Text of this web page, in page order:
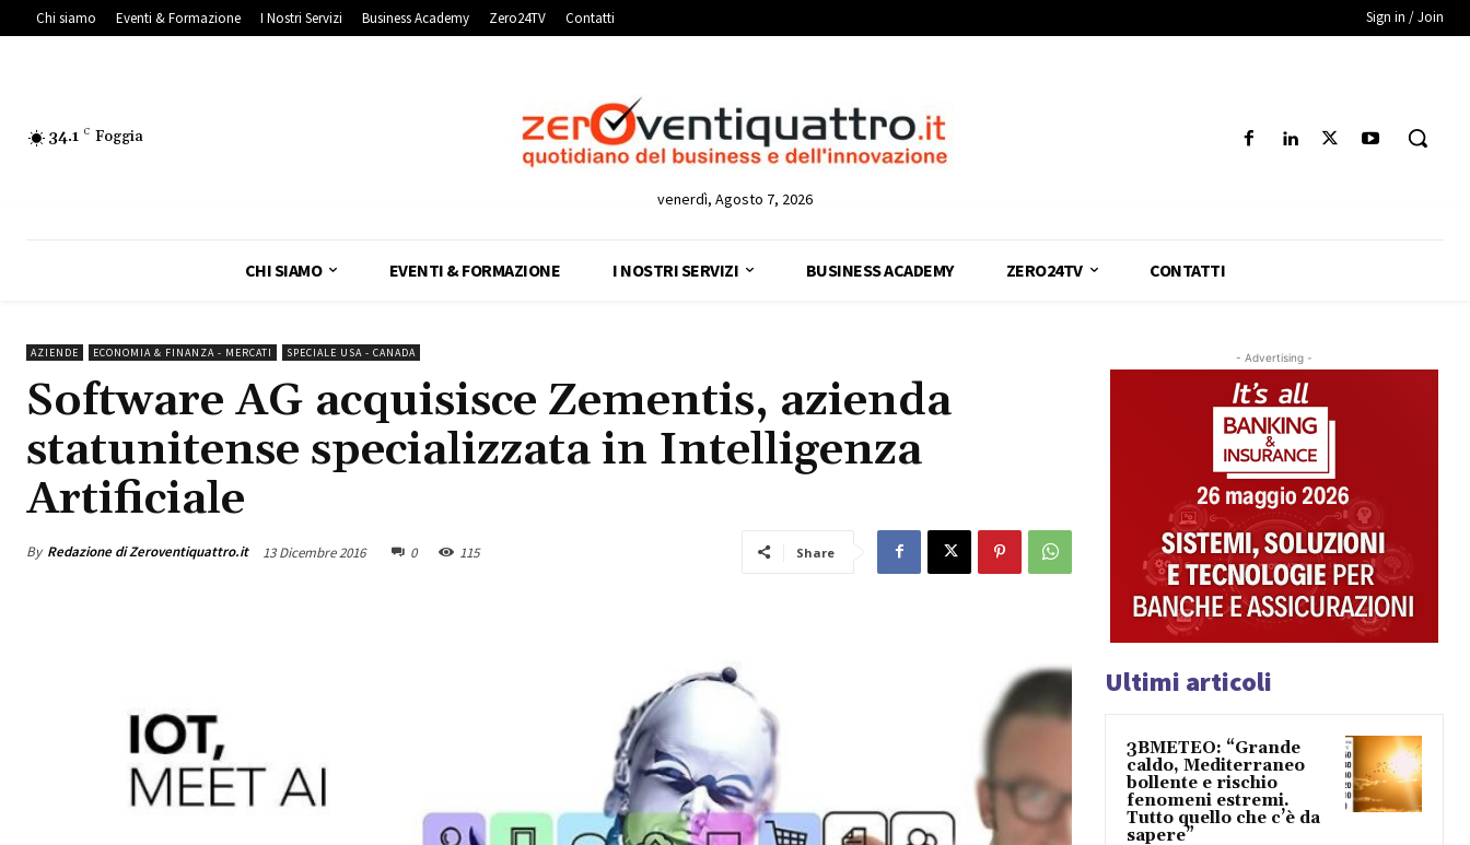
Chi siamo Eventi & Formazione I Nostri Servizi Business Academy Zero24TV Contatti Sign in / Join
34.1 C Foggia
venerdì, Agosto 7, 2026
CHI SIAMO EVENTI & FORMAZIONE I NOSTRI SERVIZI BUSINESS ACADEMY ZERO24TV CONTATTI
AZIENDE ECONOMIA & FINANZA - MERCATI SPECIALE USA - CANADA
Software AG acquisisce Zementis, azienda
statunitense specializzata in Intelligenza
Artificiale
By Redazione di Zeroventiquattro.it 13 Dicembre 2016 0 115 Share
- Advertising -
Ultimi articoli
3BMETEO: “Grande
caldo, Mediterraneo
bollente e rischio
fenomeni estremi.
Tutto quello che c’è da
sapere”